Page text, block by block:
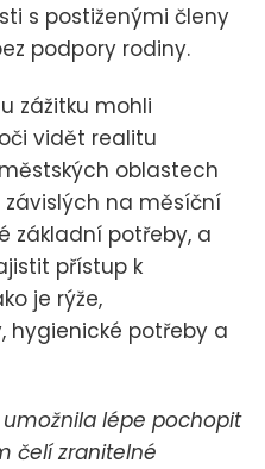
s postiženými členy
podpory rodiny.
zážitku mohli
vidět realitu
oblastech
závislých na měsíční
základní potřeby, a
přístup k
je rýže,
hygienické potřeby a
lépe pochopit
čelí zranitelné